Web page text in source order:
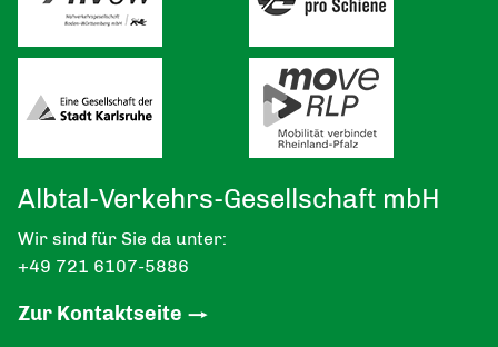
Albtal-Verkehrs-Gesellschaft mbH
Wir sind für Sie da unter:
+49 721 6107-5886
Zur Kontaktseite